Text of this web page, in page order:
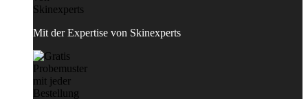
Mit der Expertise von Skinexperts